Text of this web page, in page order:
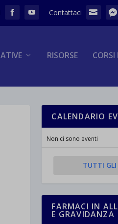
RISORSE
CALENDARIO
Non ci sono eventi
TUTTI GLI
FARMACI IN
E GRAVIDANZA